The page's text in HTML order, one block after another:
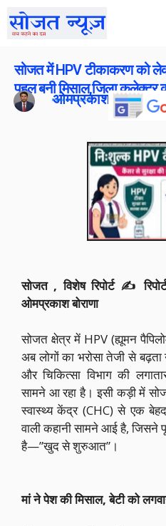
सोजत में HPV टीकाकरण को
पहल बनी मिसाल,जिला कलेक्टर
ओमप्रकाश बोराना
Publish On: 1 May 2026
सोजत , विशेष रिपोर्ट ✍️
ओमप्रकाश बोराणा
सोजत क्षेत्र में HPV (ह्यूमन
अब लोगों का भरोसा तेजी से
और चिकित्सा विभाग की
सामने आ रहा है। इसी कड़ी में
स्वास्थ्य केंद्र (CHC) से एक
वाली कहानी सामने आई है,
है—”खुद से शुरुआत”।
मां ने पेश की मिसाल, बेटी को